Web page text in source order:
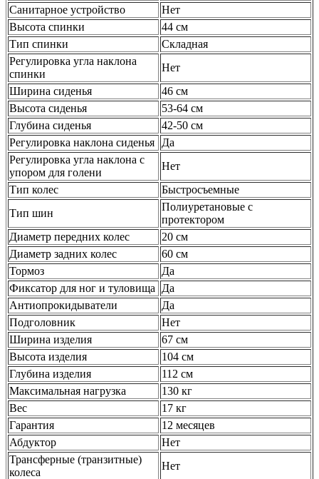
Санитарное устройство
Нет
Высота спинки
44 см
Тип спинки
Складная
Регулировка угла наклона
спинки
Нет
Ширина сиденья
46 см
Высота сиденья
53-64 см
Глубина сиденья
42-50 см
Регулировка наклона сиденья
Да
Регулировка угла наклона с
упором для голени
Нет
Тип колес
Быстросъемные
Тип шин
Полиуретановые с
протектором
Диаметр передних колес
20 см
Диаметр задних колес
60 см
Тормоз
Да
Фиксатор для ног и туловища
Да
Антиопрокидыватели
Да
Подголовник
Нет
Ширина изделия
67 см
Высота изделия
104 см
Глубина изделия
112 см
Максимальная нагрузка
130 кг
Вес
17 кг
Гарантия
12 месяцев
Абдуктор
Нет
Трансферные (транзитные)
колеса
Нет